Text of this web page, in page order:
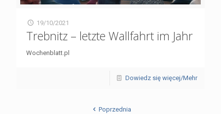
19/10/2021
Trebnitz – letzte Wallfahrt im Jahr
Wochenblatt.pl
Dowiedz się więcej/Mehr
Poprzednia